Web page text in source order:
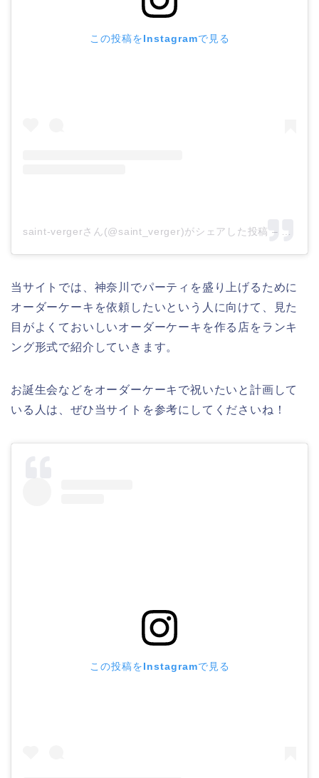
この投稿をInstagramで見る
saint-vergerさん(@saint_verger)がシェアした投稿 –
当サイトでは、神奈川でパーティを盛り上げるために
オーダーケーキを依頼したいという人に向けて、見た
目がよくておいしいオーダーケーキを作る店をランキ
ング形式で紹介していきます。
お誕生会などをオーダーケーキで祝いたいと計画して
いる人は、ぜひ当サイトを参考にしてくださいね！
この投稿をInstagramで見る